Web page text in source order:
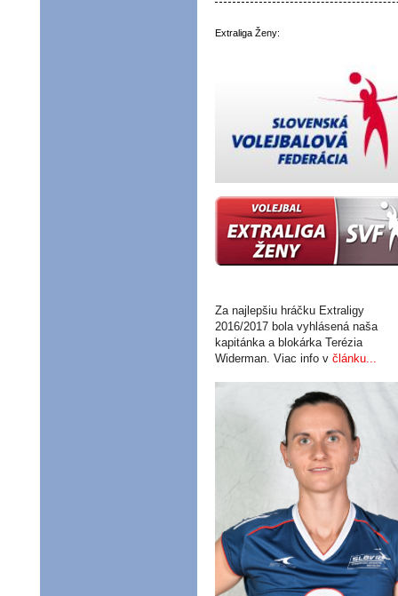
Extraliga Ženy:
Za naj lepšiu hráčku Extraligy
2016/2017 bola vyhlásená naša
kapitánka a blokárka Terézia
Widerman. Viac info v článku...